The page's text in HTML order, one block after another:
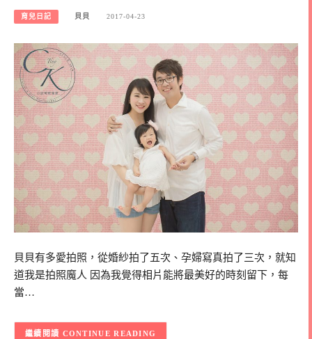
育兒日記 貝貝 2017-04-23
貝貝有多愛拍照，從婚紗拍了五次、孕婦寫真拍了三次，就知
道我是拍照魔人 因為我覺得相片能將最美好的時刻留下，每
當…
CONTINUE READING